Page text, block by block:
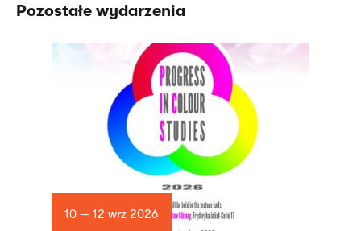
Pozostałe wydarzenia
10 — 12 wrz 2026